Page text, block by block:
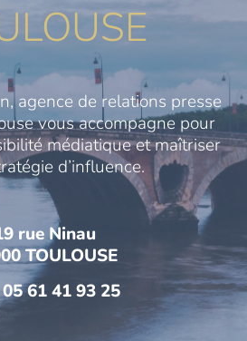
agence de relations presse
vous accompagne pour
médiatique et maîtriser
d’influence.
rue Ninau
TOULOUSE
61 41 93 25